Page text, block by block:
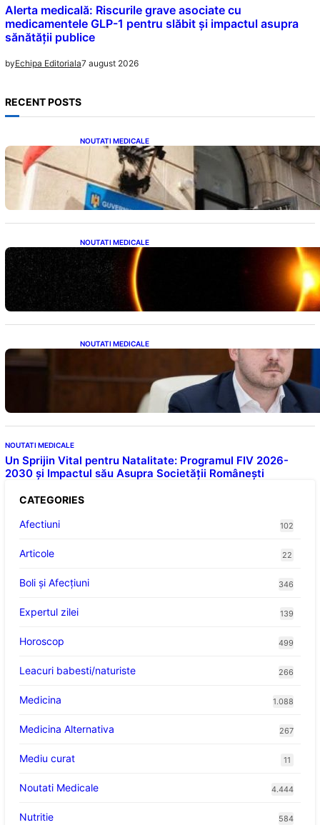
Alerta medicală: Riscurile grave asociate cu
medicamentele GLP-1 pentru slăbit și impactul asupra
sănătății publice
byEchipa Editoriala7 august 2026
RECENT POSTS
NOUTATI MEDICALE
Investiția Ministerului Sănătății: 174 de
milioane de lei pentru modernizarea
sistemului sanitar din România
NOUTATI MEDICALE
Eclipsa de Soare din august 2026: Un
Spectacol Astronomic Pe Cerul României
NOUTATI MEDICALE
Impactul Tăierii Energetice asupra Producției
de Medicamente: Avertismentul lui
Alexandru Rogobete către Guvernul
NOUTATI MEDICALE
Un Sprijin Vital pentru Natalitate: Programul FIV 2026-
2030 și Impactul său Asupra Societății Românești
CATEGORIES
Afectiuni
102
Articole 22
Boli și Afecțiuni 346
Expertul zilei 139
Horoscop 499
Leacuri babesti/naturiste 266
Medicina 1.088
Medicina Alternativa 267
Mediu curat 11
Noutati Medicale 4.444
Nutritie 584